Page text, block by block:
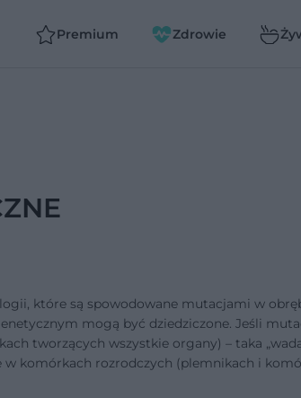
Premium Zdrowie
które są spowodowane mutacjami w
mogą być dziedziczone. Jeśli
tworzących wszystkie organy) – taka
komórkach rozrodczych (plemnikach i